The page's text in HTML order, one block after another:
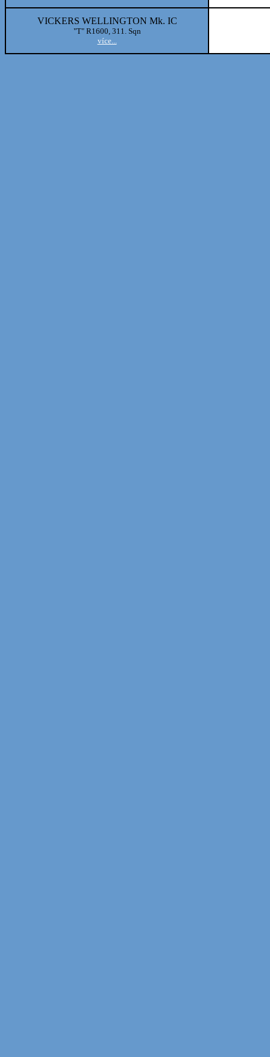
VICKERS WELLINGTON Mk. IC
"T" R1600, 311. Sqn
více...